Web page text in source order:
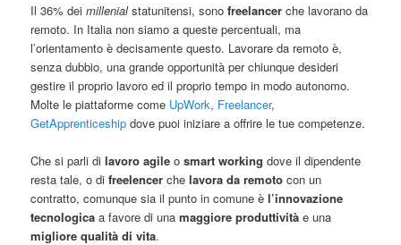
Il 36% deimillenialstatunitensi, sonofreelancer che lavorano da
remoto. In Italia non siamo a queste percentuali, ma
l’orientamento è decisamente questo. Lavorare da remoto è,
senza dubbio, una grande opportunità per chiunque desideri
gestire il proprio lavoro ed il proprio tempo in modo autonomo.
Molte le piattaforme come UpWork, Freelancer,
GetApprenticeship dove puoi iniziare a offrire le tue competenze.
Che si parli dilavoro agile osmart working dove il dipendente
resta tale, o difreelencer chelavora da remoto con un
contratto, comunque sia il punto in comune èl’innovazione
tecnologica a favore di unamaggiore produttività e una
migliore qualità di vita.